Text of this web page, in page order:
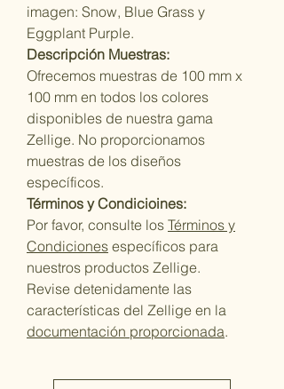
imagen: Snow, Blue Grass y
Eggplant Purple.
Descripción Muestras:
Ofrecemos muestras de 100 mm x
100 mm en todos los colores
disponibles de nuestra gama
Zellige. No proporcionamos
muestras de los diseños
específicos.
Términos y Condicioines:
Por favor, consulte los Términos y
Condiciones específicos para
nuestros productos Zellige.
Revise detenidamente las
características del Zellige en la
documentación proporcionada.